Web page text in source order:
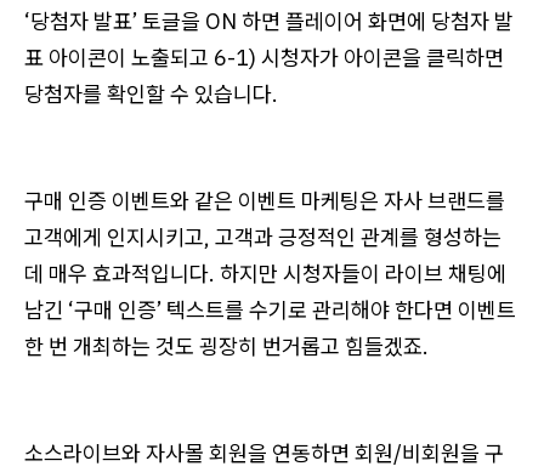
‘당첨자 발표’ 토글을 ON 하면 플레이어 화면에 당첨자 발
표 아이콘이 노출되고 6-1) 시청자가 아이콘을 클릭하면
당첨자를 확인할 수 있습니다.
구매 인증 이벤트와 같은 이벤트 마케팅은 자사 브랜드를
고객에게 인지시키고, 고객과 긍정적인 관계를 형성하는
데 매우 효과적입니다. 하지만 시청자들이 라이브 채팅에
남긴 ‘구매 인증’ 텍스트를 수기로 관리해야 한다면 이벤트
한 번 개최하는 것도 굉장히 번거롭고 힘들겠죠.
소스라이브와 자사몰 회원을 연동하면 회원/비회원을 구